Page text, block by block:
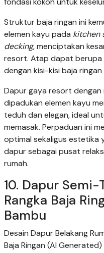
Struktur baja ringan ini
elemen kayu pada kitchen
decking, menciptakan
resort. Atap dapat
dengan kisi-kisi baja
Dapur gaya resort dengan
dipadukan elemen kayu
teduh dan elegan, ideal
memasak. Perpaduan ini
optimal sekaligus estetika
dapur sebagai pusat
rumah.
10. Dapur
Rangka Baja
Bambu
Desain Dapur Belakang
Baja Ringan (AI Generated)